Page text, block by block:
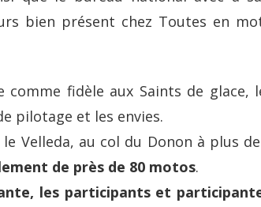
bien présent chez Toutes en
fidèle aux Saints de glace,
pilotage et les envies.
Velleda, au col du Donon à plus
de près de 80 motos.
les participants et